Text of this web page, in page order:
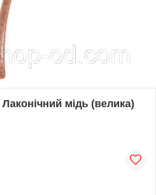
мідь (велика)